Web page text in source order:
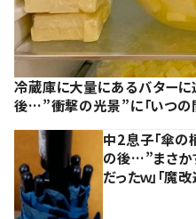
冷蔵庫に大量にあるバターに
後…”衝撃の光景”に「いつの間
中2息子「傘の
の後…”まさか
だったｗ」「魔